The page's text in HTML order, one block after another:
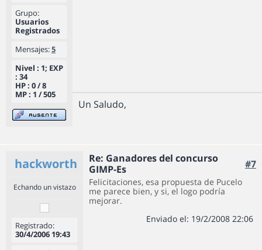
Grupo:
Usuarios
Registrados
Mensajes:5
Nivel : 1; EXP
: 34
HP : 0 / 8
MP : 1 / 505
Un Saludo,
hackworth
Re: Ganadores del concurso
GIMP-Es
#7
Echando un vistazo
Registrado:
30/4/2006 19:43
Felicitaciones, esa propuesta de Pucelo
me parece bien, y si, el logo podría
mejorar.
Enviado el: 19/2/2008 22:06